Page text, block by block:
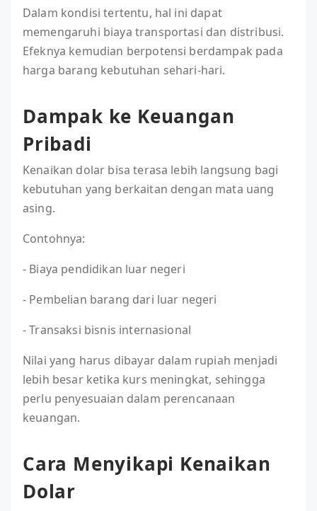
Dalam kondisi tertentu, hal ini dapat
memengaruhi biaya transportasi dan distribusi.
Efeknya kemudian berpotensi berdampak pada
harga barang kebutuhan sehari-hari.
Dampak ke Keuangan
Pribadi
Kenaikan dolar bisa terasa lebih langsung bagi
kebutuhan yang berkaitan dengan mata uang
asing.
Contohnya:
- Biaya pendidikan luar negeri
- Pembelian barang dari luar negeri
- Transaksi bisnis internasional
Nilai yang harus dibayar dalam rupiah menjadi
lebih besar ketika kurs meningkat, sehingga
perlu penyesuaian dalam perencanaan
keuangan.
Cara Menyikapi Kenaikan
Dolar